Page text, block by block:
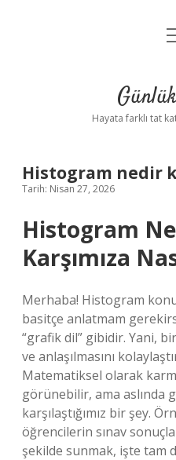
Hayata farklı tat
Histogram nedir
Tarih: Nisan 27, 2026
Histogram
Karşımıza
Merhaba! Histogram
basitçe anlatmam
“grafik dil” gibidir. Yani,
ve anlaşılmasını
Matematiksel olarak
görünebilir, ama aslında
karşılaştığımız bir şey.
öğrencilerin sınav
şekilde sunmak, işte tam